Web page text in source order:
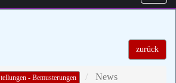
zurück
- Bemusterungen News